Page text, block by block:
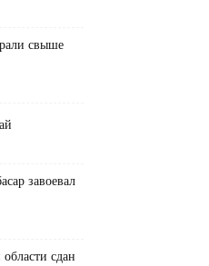
свыше
завоевал
сдан